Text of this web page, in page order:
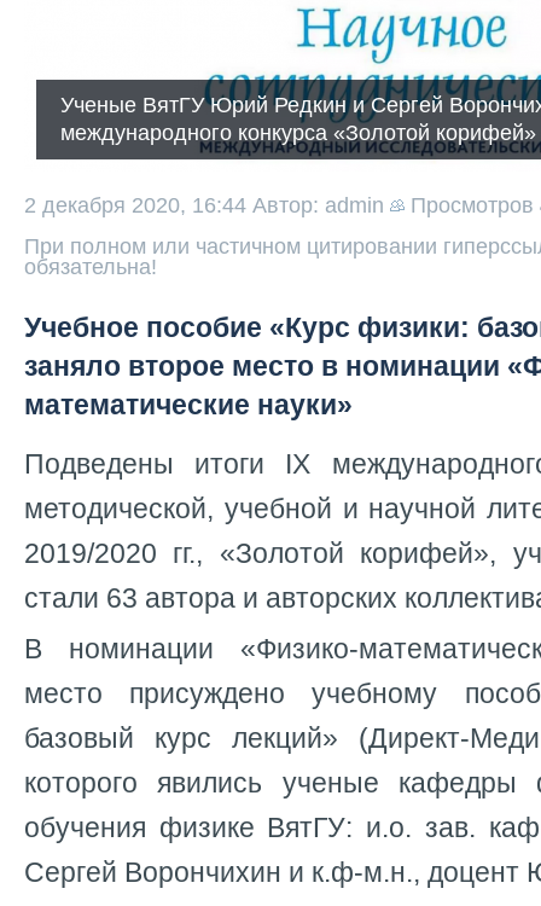
Ученые ВятГУ Юрий Редкин и Сергей
международного конкурса «Золотой корифей»
2 декабря 2020, 16:44 Автор: admin Просмотров
При полном или частичном цитировании
обязательна!
Учебное пособие «Курс физики:
заняло второе место в номинации
математические науки»
Подведены итоги IX
методической, учебной и научной
2019/2020 гг., «Золотой корифей»,
стали 63 автора и авторских
В номинации «Физико-
место присуждено учебному
базовый курс лекций» (Директ-
которого явились ученые кафедры
обучения физике ВятГУ: и.о. зав.
Сергей Ворончихин и к.ф-м.н., доцент